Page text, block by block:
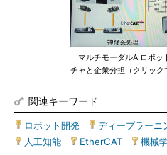
「マルチモーダルAIロボ
チャと企業分担（クリック
関連キーワード
ロボット開発 ディープラーニ
人工知能
EtherCAT 機械